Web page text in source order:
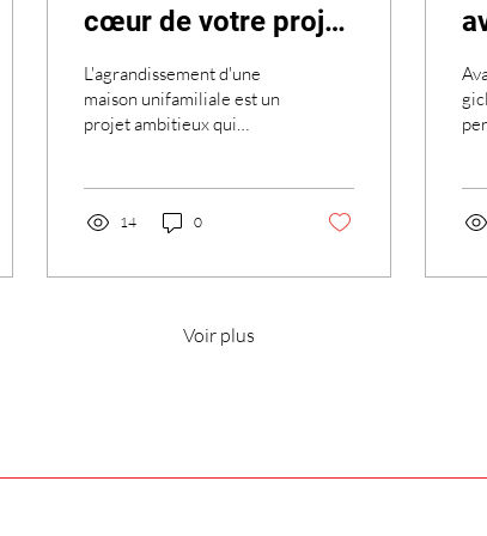
cœur de votre projet
d’agrandissement
L'agrandissement d'une
maison unifamiliale est un
projet ambitieux qui
14 0
Voir plus